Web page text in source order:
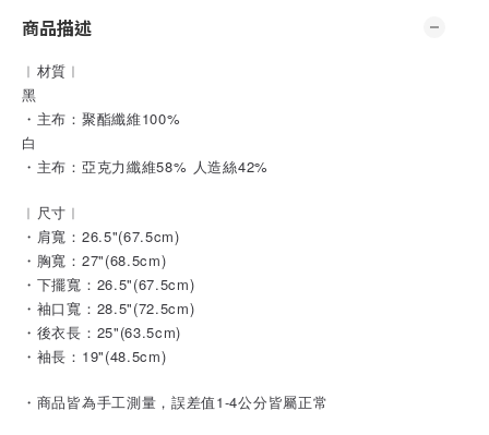
商品描述
︱材質︱
黑
・主布：聚酯纖維100%
白
・主布：亞克力纖維58% 人造絲42%
︱尺寸︱
・肩寬：26.5"(67.5cm)
・胸寬：27"(68.5cm)
・下擺寬：26.5"(67.5cm)
・袖口寬：28.5"(72.5cm)
・後衣長：25"(63.5cm)
・袖長：19"(48.5cm)
・商品皆為手工測量，誤差值1-4公分皆屬正常